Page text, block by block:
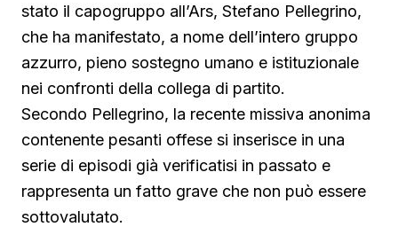
stato il capogruppo all’Ars, Stefano Pellegrino,
che ha manifestato, a nome dell’intero gruppo
azzurro, pieno sostegno umano e istituzionale
nei confronti della collega di partito.
Secondo Pellegrino, la recente missiva anonima
contenente pesanti offese si inserisce in una
serie di episodi già verificatisi in passato e
rappresenta un fatto grave che non può essere
sottovalutato.